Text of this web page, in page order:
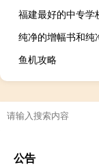
福建最好的中专学
鱼机攻略
公告